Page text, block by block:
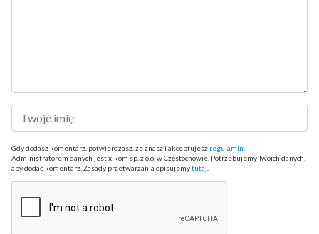
Gdy dodasz komentarz, potwierdzasz, że znasz i akceptujesz regulamin
Administratorem danych jest x-kom sp. z o.o. w Częstochowie. Potrzebujemy Twoich danych,
aby dodać komentarz. Zasady przetwarzania opisujemytutaj